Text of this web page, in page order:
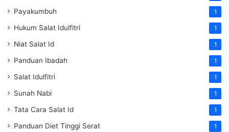
Payakumbuh 1
Hukum Salat Idulfitri 1
Niat Salat Id 1
Panduan Ibadah 1
Salat Idulfitri 1
Sunah Nabi 1
Tata Cara Salat Id 1
Panduan Diet Tinggi Serat 1